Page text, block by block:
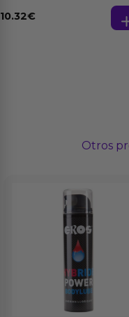
10.32€
Otros